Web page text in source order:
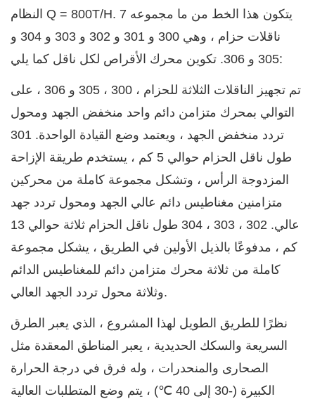
النظام Q = 800T/H. يتكون هذا الخط من ما مجموعه 7
ناقلات حزام ، وهي 300 و 301 و 302 و 303 و 304 و
305 و 306. تكوين محرك الأقراص لكل ناقل كما يلي:
تم تجهيز الناقلات الثلاثة للحزام ، 300 ، 305 و 306 ، على
التوالي بمحرك متزامن دائم واحد منخفض الجهد ومحول
تردد منخفض الجهد ، ويعتمد وضع القيادة الواحدة. 301
طول ناقل الحزام حوالي 5 كم ، يستخدم طريقة الإزاحة
المزدوجة الرأس ، وتشكل مجموعة كاملة من محركين
متزامنين مغناطيس دائم عالي الجهد ومحول تردد جهد
عالي. 302 ، 303 ، 304 طول ناقل الحزام ثلاثة حوالي 13
كم ، مدفوعًا بالذيل الأولين في الطريق ، يشكل مجموعة
كاملة من ثلاثة محرك متزامن دائم للمغناطيس الدائم
وثلاثة محول تردد الجهد العالي.
نظرًا للطريق الطويل لهذا المشروع ، الذي يعبر الطرق
السريعة والسكك الحديدية ، يعبر المناطق المعقدة مثل
الصحارى والمنحدرات ، وله فرق في درجة الحرارة
الكبيرة (-30 إلى 40 ℃) ، يتم وضع المتطلبات العالية